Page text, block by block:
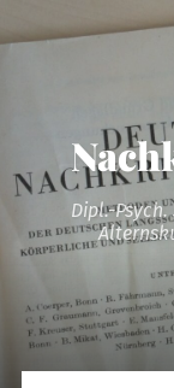
Dipl.-